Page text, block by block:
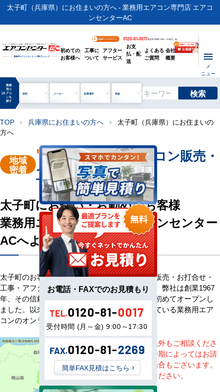
太子町（兵庫県）にお住まいの方へ - 業務用エアコン専門店 エアコ
ンセンターAC
ビル・工場用から店舗・事務所まで | 業務用エアコン専門店
業務用エアコンオンラインNo.1ショップ
お客様ページログイン 0120-81-0017電話受付時間 / 9:00～17:30(月～金)
初めての
お客様へ
工事に
ついて
アフター
サービス
お支
払・配
送
よくある
ご質問
会社
概要
メ
ニュー
manage_search
業務
用エ
アコ
ンを
探す
形状 メーカー 設置場所 用途 検索
TOP chevron_right 兵庫県にお住まいの方へ chevron_right
太子町（兵庫県）にお住まいの
方へ
地域
密着
"太子町"業務用エアコン販売・
工事を承ります
太子町にお住い・お勤めのお客様
業務用エアコン専門店エアコンセンター
ACへようこそ
太子町のお客様へ業務用エアコン・空調機器の販売・お打合せ・
工事・アフターサービスまで一貫して承ります。弊社は創業1967
年、その信頼を基に空調のネット販売を日本で初めてオープンし
ました。以来、皆様にご信頼・ご愛顧いただいている業務用エア
コンのオンラインショップです。
※記載地域以外もご相談くださ
い。地域・時期によってはお請
けできない場合もございます。
直接ご相談ください。
お電話・FAXでのお見積もり
TEL.0120-81-0017
受付時間 (月～金) 9:00～17:30
FAX.0120-81-2269
簡単FAX見積はこちら